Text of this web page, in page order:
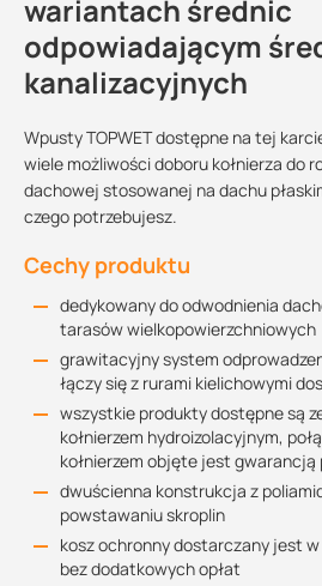
wariantach średnic
odpowiadającym
kanalizacyjnych
Wpusty TOPWET dostępne na tej
wiele możliwości doboru kołnierza do
dachowej stosowanej na dachu
czego potrzebujesz.
Cechy produktu
dedykowany do odwodnienia
tarasów wielkopowierzchniowych
grawitacyjny system
łączy się z rurami kielichowymi
wszystkie produkty dostępne są
kołnierzem hydroizolacyjnym,
kołnierzem objęte jest
dwuścienna konstrukcja z
powstawaniu skroplin
kosz ochronny dostarczany jest
bez dodatkowych opłat